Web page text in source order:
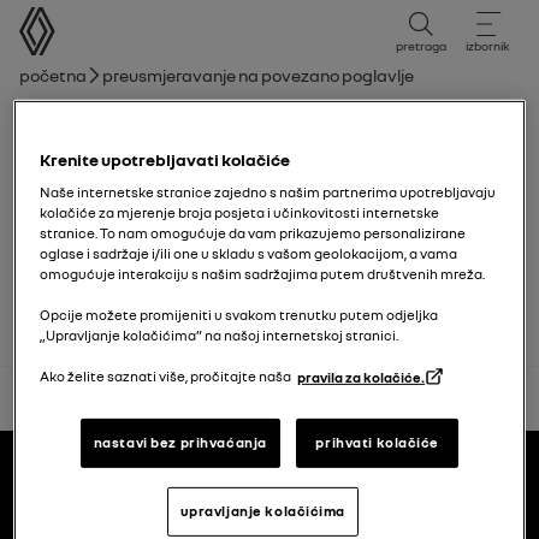
korisnički priručnik
pretraga izbornik
mrvice
Početna Preusmjeravanje na povezano poglavlje
Upozorenje za gubitak tlaka u gumama
Gume
Podnožje
Krenite upotrebljavati kolačiće
Naše internetske stranice zajedno s našim partnerima upotrebljavaju
kolačiće za mjerenje broja posjeta i učinkovitosti internetske
stranice. To nam omogućuje da vam prikazujemo personalizirane
oglase i sadržaje i/ili one u skladu s vašom geolokacijom, a vama
omogućuje interakciju s našim sadržajima putem društvenih mreža.
Opcije možete promijeniti u svakom trenutku putem odjeljka
„Upravljanje kolačićima” na našoj internetskoj stranici.
Ako želite saznati više, pročitajte naša pravila za kolačiće.
nastavi bez prihvaćanja prihvati kolačiće
upravljanje kolačićima